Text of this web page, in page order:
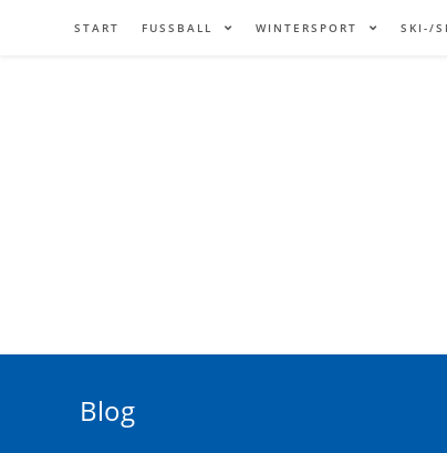
START FUSSBALL WINTERSPORT SKI-/
Blog